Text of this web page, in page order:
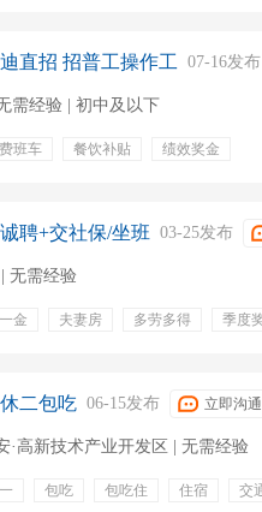
直招 招普工操作工 07-16发布
需经验 | 初中及以下
班车 餐饮补贴 绩效奖金
聘+交社保/坐班 03-25发布
无需经验
金 夫妻房 多劳多得 季度
二包吃 06-15发布 立即沟通
·高新技术产业开发区 | 无需经验
包吃 包吃住 住宿 交